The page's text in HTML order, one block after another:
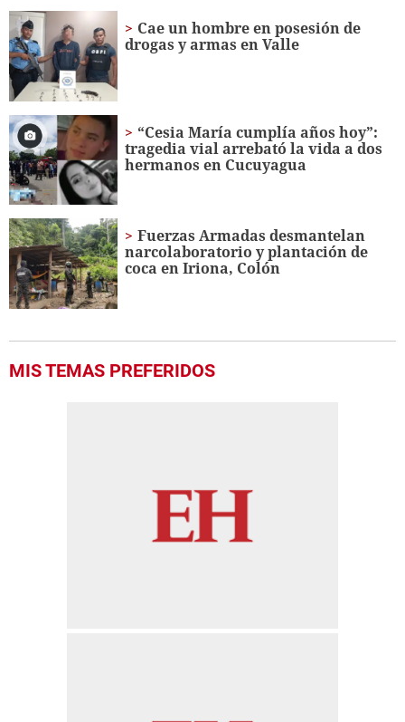
1
minute,
41
seconds
Cae un hombre en posesión de
drogas y armas en Valle
“Cesia María cumplía años hoy”:
tragedia vial arrebató la vida a dos
hermanos en Cucuyagua
Fuerzas Armadas desmantelan
narcolaboratorio y plantación de
coca en Iriona, Colón
MIS TEMAS PREFERIDOS